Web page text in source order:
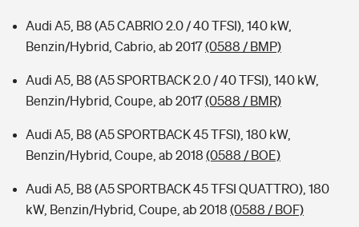
Audi A5, B8 (A5 CABRIO 2.0 / 40 TFSI), 140 kW,
Benzin/Hybrid, Cabrio, ab 2017(0588 / BMP)
Audi A5, B8 (A5 SPORTBACK 2.0 / 40 TFSI), 140 kW,
Benzin/Hybrid, Coupe, ab 2017(0588 / BMR)
Audi A5, B8 (A5 SPORTBACK 45 TFSI), 180 kW,
Benzin/Hybrid, Coupe, ab 2018 (0588 / BOE)
Audi A5, B8 (A5 SPORTBACK 45 TFSI QUATTRO), 180
kW, Benzin/Hybrid, Coupe, ab 2018 (0588 / BOF)